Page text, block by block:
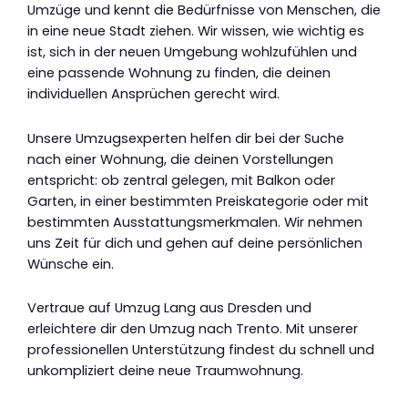
Umzüge und kennt die Bedürfnisse von Menschen, die
in eine neue Stadt ziehen. Wir wissen, wie wichtig es
ist, sich in der neuen Umgebung wohlzufühlen und
eine passende Wohnung zu finden, die deinen
individuellen Ansprüchen gerecht wird.
Unsere Umzugsexperten helfen dir bei der Suche
nach einer Wohnung, die deinen Vorstellungen
entspricht: ob zentral gelegen, mit Balkon oder
Garten, in einer bestimmten Preiskategorie oder mit
bestimmten Ausstattungsmerkmalen. Wir nehmen
uns Zeit für dich und gehen auf deine persönlichen
Wünsche ein.
Vertraue auf Umzug Lang aus Dresden und
erleichtere dir den Umzug nach Trento. Mit unserer
professionellen Unterstützung findest du schnell und
unkompliziert deine neue Traumwohnung.